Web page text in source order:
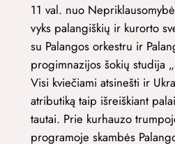
11 val. nuo
vyks palangiškių ir kurorto
su Palangos orkestru ir
progimnazijos šokių studija
Visi kviečiami atsinešti ir
atributiką taip išreiškiant
tautai. Prie kurhauzo
programoje skambės